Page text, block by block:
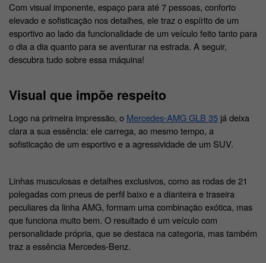
Com visual imponente, espaço para até 7 pessoas, conforto
elevado e sofisticação nos detalhes, ele traz o espírito de um
esportivo ao lado da funcionalidade de um veículo feito tanto para
o dia a dia quanto para se aventurar na estrada. A seguir,
descubra tudo sobre essa máquina!
Visual que impõe respeito
Logo na primeira impressão, o Mercedes-AMG GLB 35 já deixa
clara a sua essência: ele carrega, ao mesmo tempo, a
sofisticação de um esportivo e a agressividade de um SUV.
Linhas musculosas e detalhes exclusivos, como as rodas de 21
polegadas com pneus de perfil baixo e a dianteira e traseira
peculiares da linha AMG, formam uma combinação exótica, mas
que funciona muito bem. O resultado é um veículo com
personalidade própria, que se destaca na categoria, mas também
traz a essência Mercedes-Benz.